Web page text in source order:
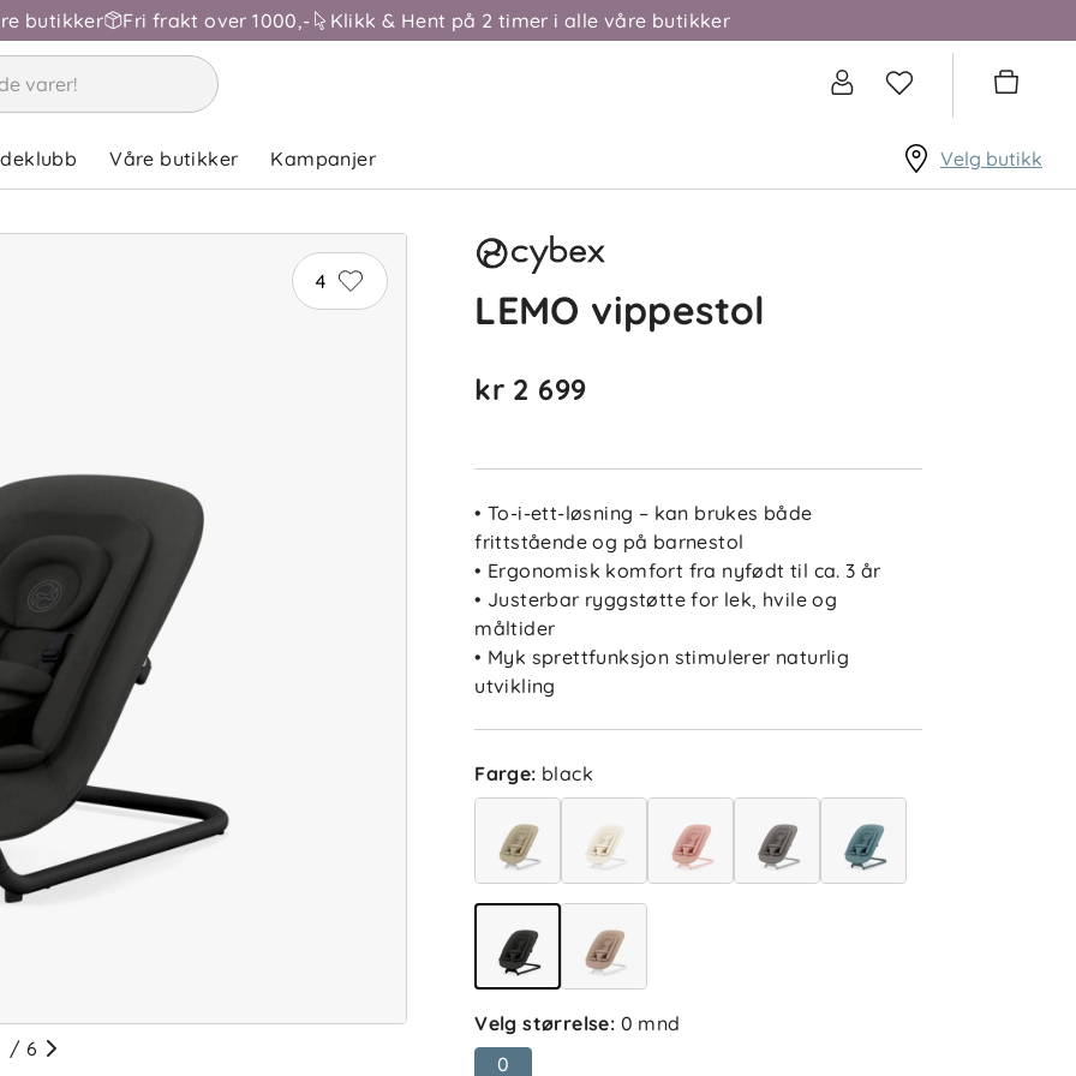
butikker Fri frakt over 1000,- Klikk & Hent på 2 timer i alle våre butikker
Våre butikker Kampanjer Velg butikk
4
/ 6
LEMO vippestol
kr 2 699
• To-i-ett-løsning – kan brukes både
frittstående og på barnestol
• Ergonomisk komfort fra nyfødt til ca. 3 år
• Justerbar ryggstøtte for lek, hvile og
måltider
• Myk sprettfunksjon stimulerer naturlig
utvikling
Farge: black
Velg størrelse: 0 mnd
0